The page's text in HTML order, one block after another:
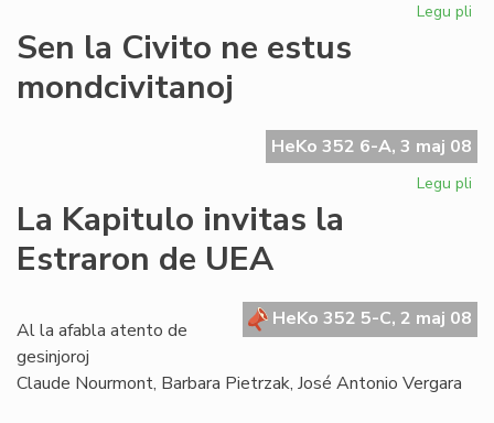
Legu pli
al
Sen la Civito ne estus
mondcivitanoj
HeKo 352 6-A, 3 maj 08
Legu pli
La Kapitulo invitas la
Estraron de UEA
HeKo 352 5-C, 2 maj 08
Al la afabla atento de
gesinjoroj
Claude Nourmont, Barbara Pietrzak, José Antonio Vergara